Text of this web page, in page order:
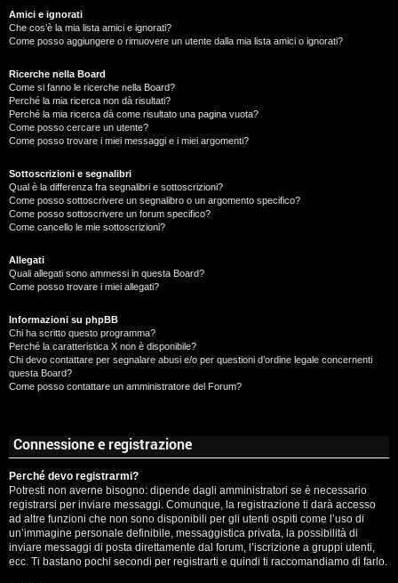
Amici e ignorati
Che cos’è la mia lista amici e ignorati?
Come posso aggiungere o rimuovere un utente dalla mia lista amici o ignorati?
Ricerche nella Board
Come si fanno le ricerche nella Board?
Perché la mia ricerca non dà risultati?
Perché la mia ricerca dà come risultato una pagina vuota?
Come posso cercare un utente?
Come posso trovare i miei messaggi e i miei argomenti?
Sottoscrizioni e segnalibri
Qual è la differenza fra segnalibri e sottoscrizioni?
Come posso sottoscrivere un segnalibro o un argomento specifico?
Come posso sottoscrivere un forum specifico?
Come cancello le mie sottoscrizioni?
Allegati
Quali allegati sono ammessi in questa Board?
Come posso trovare i miei allegati?
Informazioni su phpBB
Chi ha scritto questo programma?
Perché la caratteristica X non è disponibile?
Chi devo contattare per segnalare abusi e/o per questioni d’ordine legale concernenti
questa Board?
Come posso contattare un amministratore del Forum?
Connessione e registrazione
Perché devo registrarmi?
Potresti non averne bisogno: dipende dagli amministratori se è necessario
registrarsi per inviare messaggi. Comunque, la registrazione ti darà accesso
ad altre funzioni che non sono disponibili per gli utenti ospiti come l’uso di
un’immagine personale definibile, messaggistica privata, la possibilità di
inviare messaggi di posta direttamente dal forum, l’iscrizione a gruppi utenti,
ecc. Ti bastano pochi secondi per registrarti e quindi ti raccomandiamo di farlo.